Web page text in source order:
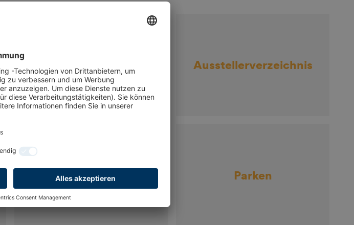
Auf dem Gelände Ausstellerverzeichnis
Fundsachen Parken